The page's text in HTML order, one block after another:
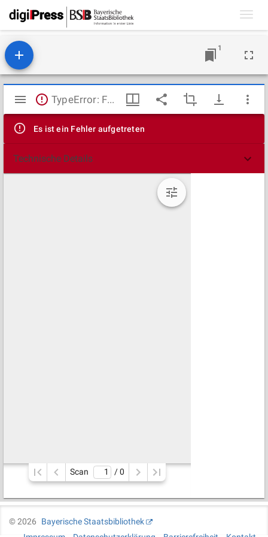
1
Mirador
Viewer
TypeError: Failed to fetch
Es ist ein Fehler aufgetreten
Technische Details
Scan / 0
©2026
Bayerische Staatsbibliothek